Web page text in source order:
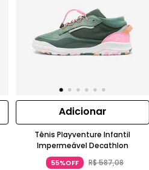
Adicionar
Tênis Playventure Infantil
Impermeável Decathlon
55%OFF R$587,08